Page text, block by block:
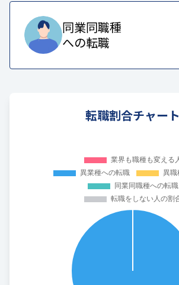
同業同職種
への転職
転職割合チャート